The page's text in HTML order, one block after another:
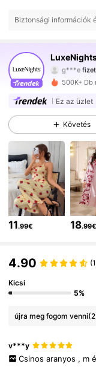
Biztonsági információk
4.88
g***e
r***h
4.88
4.88
4.88
4.88
500K+ Db
Ez az üzlet
Követés
11.99€ 18.99€
4.90
Kicsi
5%
újra meg fogom venni
v***y
Csinos aranyos , m é